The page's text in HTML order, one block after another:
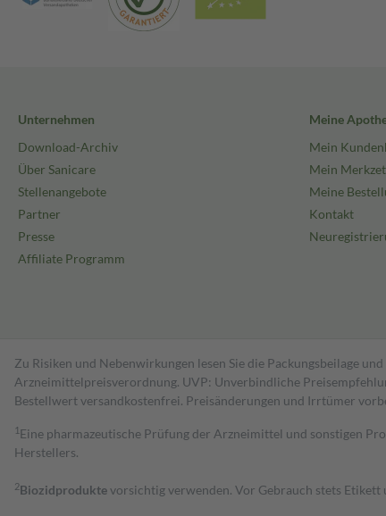
Unternehmen
Download-Archiv
Über Sanicare
Stellenangebote
Partner
Presse
Affiliate Programm
Meine
Mein
Mein
Meine
Kontakt
Zu Risiken und Nebenwirkungen lesen Sie die Packungsbeilage
Arzneimittelpreisverordnung. UVP: Unverbindliche
Bestell­wert versand­kosten­frei. Preisänderungen und Irrtümer
1 Eine pharmazeutische Prüfung der Arzneimittel und sonstigen
Herstellers.
2Biozidproduktevorsichtig verwenden. Vor Gebrauch stets